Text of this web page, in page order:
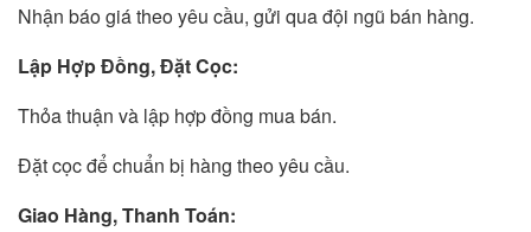
Nhận báo giá theo yêu cầu, gửi qua đội ngũ bán hàng.
Lập Hợp Đồng, Đặt Cọc:
Thỏa thuận và lập hợp đồng mua bán.
Đặt cọc để chuẩn bị hàng theo yêu cầu.
Giao Hàng, Thanh Toán: